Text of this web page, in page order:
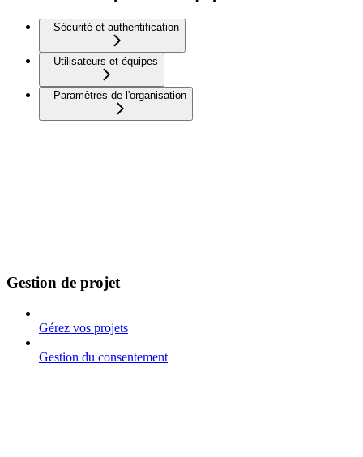
Sécurité et authentification
Utilisateurs et équipes
Paramètres de l'organisation
Gestion de projet
Gérez vos projets
Gestion du consentement